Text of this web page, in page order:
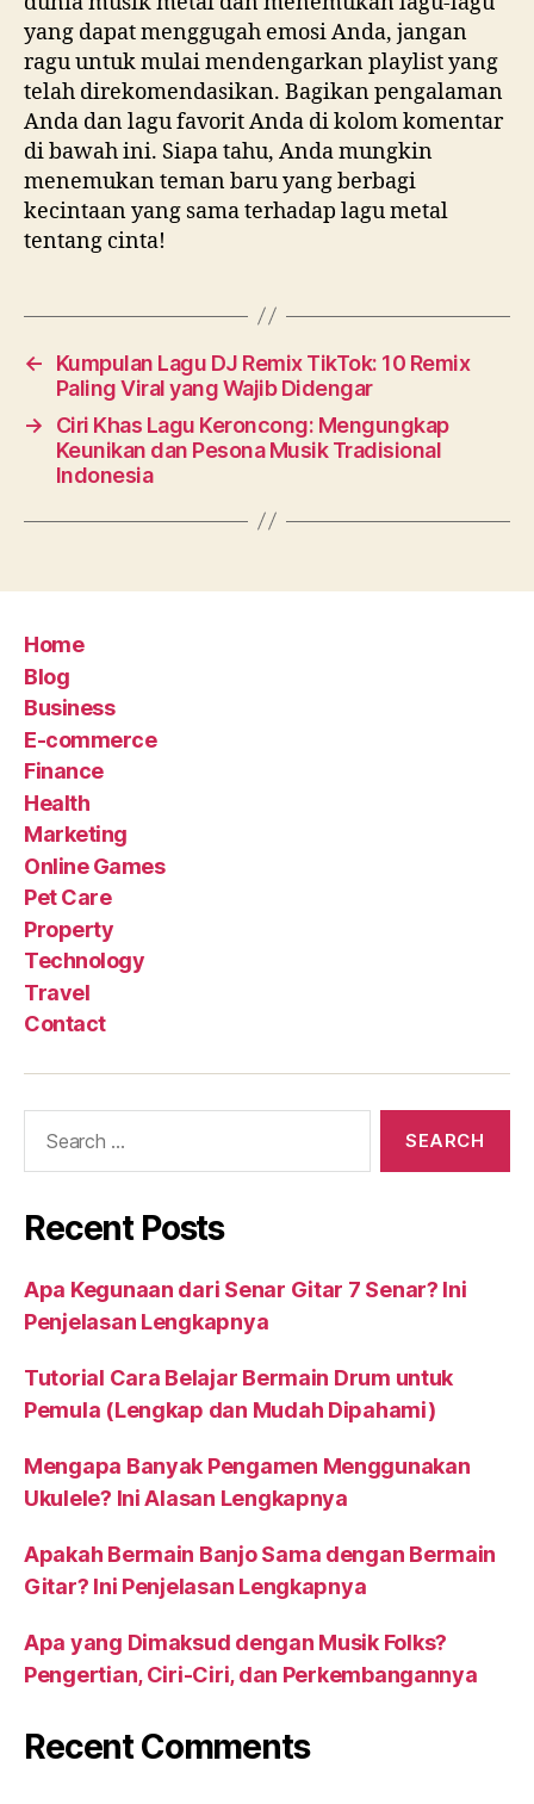
yang dapat menggugah emosi Anda, jangan
ragu untuk mulai mendengarkan playlist yang
telah direkomendasikan. Bagikan pengalaman
Anda dan lagu favorit Anda di kolom komentar
di bawah ini. Siapa tahu, Anda mungkin
menemukan teman baru yang berbagi
kecintaan yang sama terhadap lagu metal
tentang cinta!
←
Kumpulan Lagu DJ Remix TikTok: 10 Remix
Paling Viral yang Wajib Didengar
→
Ciri Khas Lagu Keroncong: Mengungkap
Keunikan dan Pesona Musik Tradisional
Indonesia
Home
Blog
Business
E-commerce
Finance
Health
Marketing
Online Games
Pet Care
Property
Technology
Travel
Contact
Recent Posts
Apa Kegunaan dari Senar Gitar 7 Senar? Ini
Penjelasan Lengkapnya
Tutorial Cara Belajar Bermain Drum untuk
Pemula (Lengkap dan Mudah Dipahami)
Mengapa Banyak Pengamen Menggunakan
Ukulele? Ini Alasan Lengkapnya
Apakah Bermain Banjo Sama dengan Bermain
Gitar? Ini Penjelasan Lengkapnya
Apa yang Dimaksud dengan Musik Folks?
Pengertian, Ciri-Ciri, dan Perkembangannya
Recent Comments